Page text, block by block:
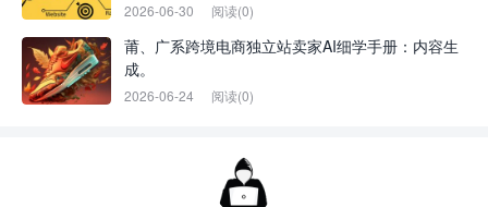
2026-06-30 阅读(0)
莆、广系跨境电商独立站卖家AI细学手册：内容生
成。
2026-06-24 阅读(0)